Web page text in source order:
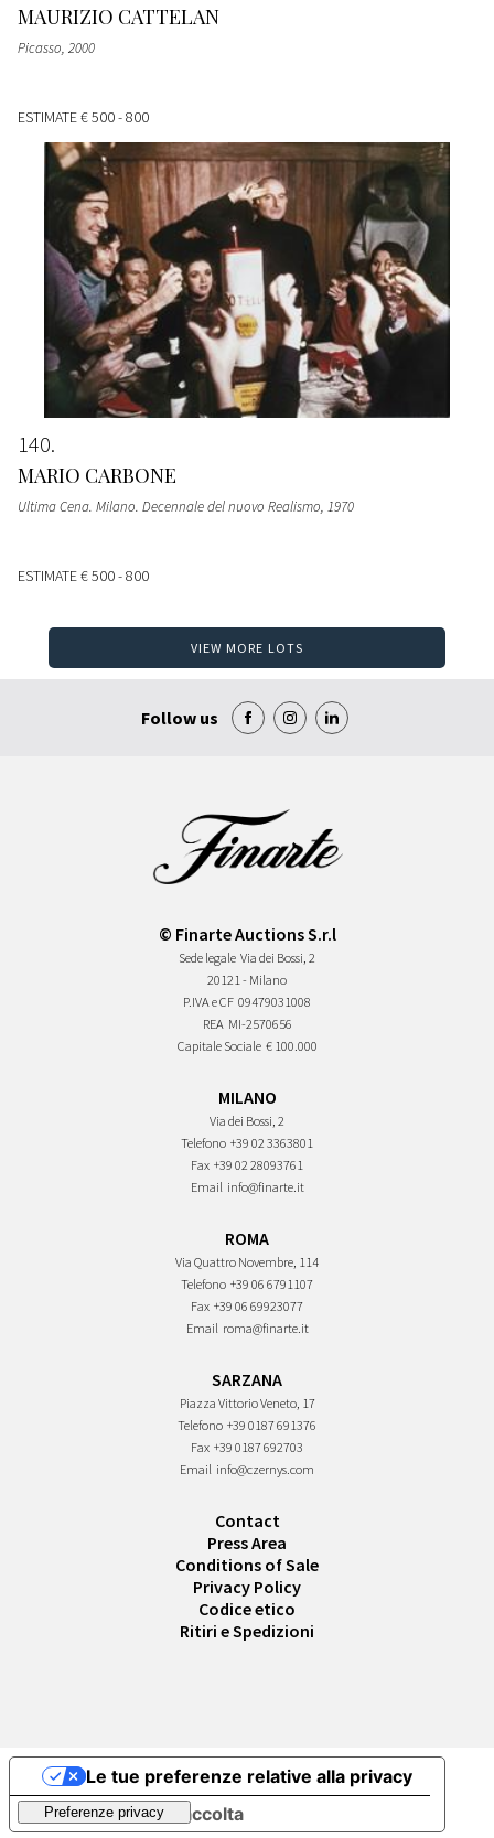
MAURIZIO CATTELAN
Picasso, 2000
ESTIMATE€ 500 - 800
140
MARIO CARBONE
Ultima Cena. Milano. Decennale del nuovo Realismo, 1970
ESTIMATE€ 500 - 800
VIEW MORE LOTS
Follow us
© Finarte Auctions S.r.l
Sede legale Via dei Bossi, 2
20121 - Milano
P.IVA e CF 09479031008
REA MI-2570656
Capitale Sociale € 100.000
MILANO
Via dei Bossi, 2
Telefono +39 02 3363801
Fax +39 02 28093761
Email info@finarte.it
ROMA
Via Quattro Novembre, 114
Telefono +39 06 6791107
Fax +39 06 69923077
Email roma@finarte.it
SARZANA
Piazza Vittorio Veneto, 17
Telefono +39 0187 691376
Fax +39 0187 692703
Email info@czernys.com
Contact
Press Area
Conditions of Sale
Privacy Policy
Codice etico
Ritiri e Spedizioni
Informativa sulla raccolta
Le tue preferenze relative alla privacy